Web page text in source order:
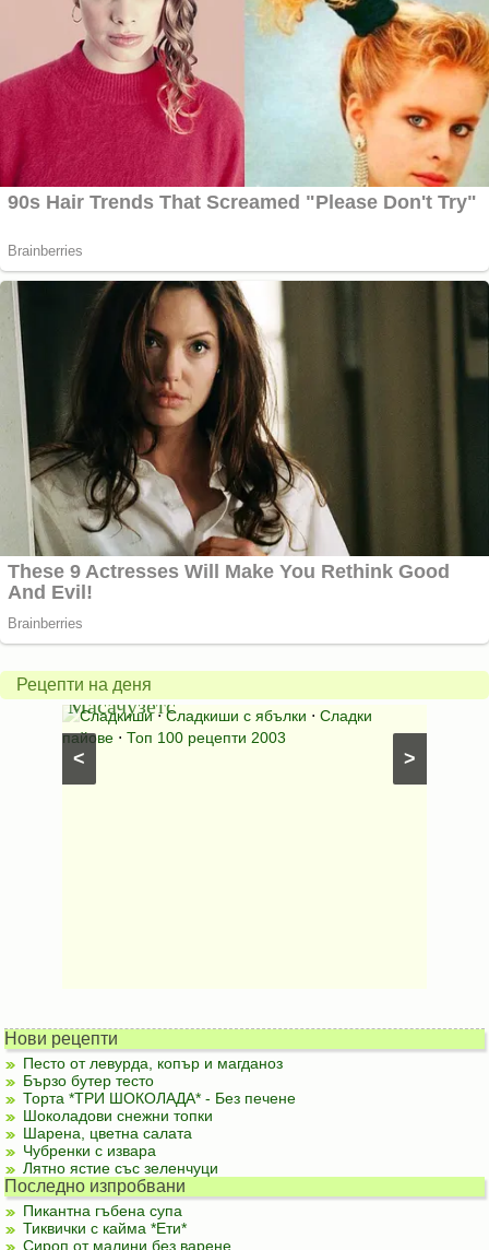
Рецепти на деня
>
<
Американски
ябълков
пай
от
Масачузетс
Сладкиши⋅Сладкиши с ябълки ⋅ Сладки
пайове ⋅ Топ 100 рецепти 2003
питка
на
мама
Нови рецепти
Песто от левурда, копър и магданоз
Бързо бутер тесто
Торта *ТРИ ШОКОЛАДА* - Без печене
Шоколадови снежни топки
Шарена, цветна салата
Чубренки с извара
Лятно ястие със зеленчуци
Последно изпробвани
Пикантна гъбена супа
Тиквички с кайма *Ети*
Сироп от малини без варене